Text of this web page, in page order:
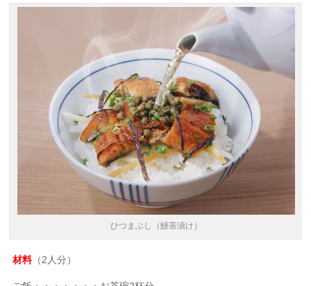
ひつまぶし（鰻茶漬け）
材料（2人分）